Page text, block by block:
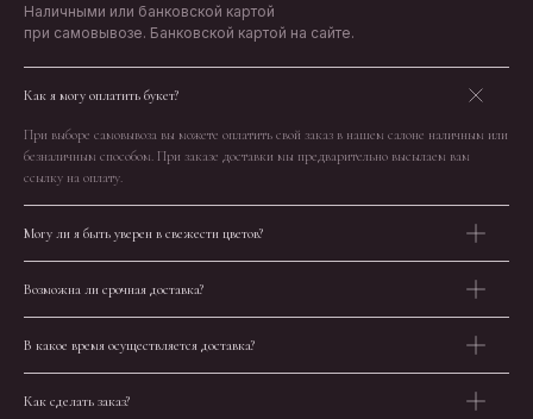
Наличными или банковской картой
при самовывозе. Банковской картой на сайте.
Как я могу оплатить букет?
При выборе самовывоза вы можете оплатить свой заказ в нашем салоне наличным или
безналичным способом. При заказе доставки мы предварительно высылаем вам
ссылку на оплату.
Могу ли я быть уверен в свежести цветов?
Возможна ли срочная доставка?
В какое время осуществляется доставка?
Как сделать заказ?